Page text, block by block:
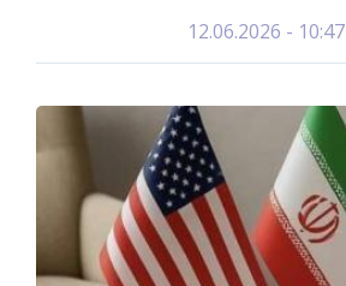
12.06.2026 - 10:47